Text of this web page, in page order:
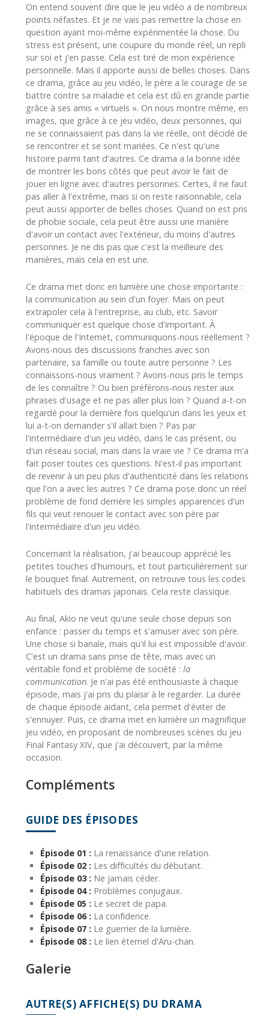
On entend souvent dire que le jeu vidéo a de nombreux
points néfastes. Et je ne vais pas remettre la chose en
question ayant moi-même expérimentée la chose. Du
stress est présent, une coupure du monde réel, un repli
sur soi et j'en passe. Cela est tiré de mon expérience
personnelle. Mais il apporte aussi de belles choses. Dans
ce drama, grâce au jeu vidéo, le père a le courage de se
battre contre sa maladie et cela est dû en grande partie
grâce à ses amis « virtuels ». On nous montre même, en
images, que grâce à ce jeu vidéo, deux personnes, qui
ne se connaissaient pas dans la vie réelle, ont décidé de
se rencontrer et se sont mariées. Ce n'est qu'une
histoire parmi tant d'autres. Ce drama a la bonne idée
de montrer les bons côtés que peut avoir le fait de
jouer en ligne avec d'autres personnes. Certes, il ne faut
pas aller à l'extrême, mais si on reste raisonnable, cela
peut aussi apporter de belles choses. Quand on est pris
de phobie sociale, cela peut être aussi une manière
d'avoir un contact avec l'extérieur, du moins d'autres
personnes. Je ne dis pas que c'est la meilleure des
manières, mais cela en est une.
Ce drama met donc en lumière une chose importante :
la communication au sein d'un foyer. Mais on peut
extrapoler cela à l'entreprise, au club, etc. Savoir
communiquer est quelque chose d'important. À
l'époque de l'Internet, communiquons-nous réellement ?
Avons-nous des discussions franches avec son
partenaire, sa famille ou toute autre personne ? Les
connaissons-nous vraiment ? Avons-nous pris le temps
de les connaître ? Ou bien préférons-nous rester aux
phrases d'usage et ne pas aller plus loin ? Quand a-t-on
regardé pour la dernière fois quelqu'un dans les yeux et
lui a-t-on demander s'il allait bien ? Pas par
l'intermédiaire d'un jeu vidéo, dans le cas présent, ou
d'un réseau social, mais dans la vraie vie ? Ce drama m'a
fait poser toutes ces questions. N'est-il pas important
de revenir à un peu plus d'authenticité dans les relations
que l'on a avec les autres ? Ce drama pose donc un réel
problème de fond derrière les simples apparences d'un
fils qui veut renouer le contact avec son père par
l'intermédiaire d'un jeu vidéo.
Concernant la réalisation, j'ai beaucoup apprécié les
petites touches d'humours, et tout particulièrement sur
le bouquet final. Autrement, on retrouve tous les codes
habituels des dramas japonais. Cela reste classique.
Au final, Akio ne veut qu'une seule chose depuis son
enfance : passer du temps et s'amuser avec son père.
Une chose si banale, mais qu'il lui est impossible d'avoir.
C'est un drama sans prise de tête, mais avec un
véritable fond et problème de société : la
communication. Je n'ai pas été enthousiaste à chaque
épisode, mais j'ai pris du plaisir à le regarder. La durée
de chaque épisode aidant, cela permet d'éviter de
s'ennuyer. Puis, ce drama met en lumière un magnifique
jeu vidéo, en proposant de nombreuses scènes du jeu
Final Fantasy XIV, que j'ai découvert, par la même
occasion.
Compléments
GUIDE DES ÉPISODES
Épisode 01 : La renaissance d'une relation.
Épisode 02 : Les difficultés du débutant.
Épisode 03 : Ne jamais céder.
Épisode 04 : Problèmes conjugaux.
Épisode 05 : Le secret de papa.
Épisode 06 : La confidence.
Épisode 07 : Le guerrier de la lumière.
Épisode 08 : Le lien éternel d'Aru-chan.
Galerie
AUTRE(S) AFFICHE(S) DU DRAMA